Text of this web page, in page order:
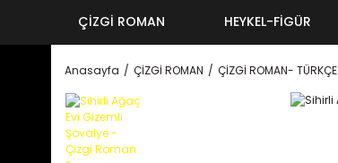
ÇİZGİ ROMAN HEYKEL-FİGÜR
Anasayfa ÇİZGİ ROMAN ÇİZGİ ROMAN- TÜRKÇE